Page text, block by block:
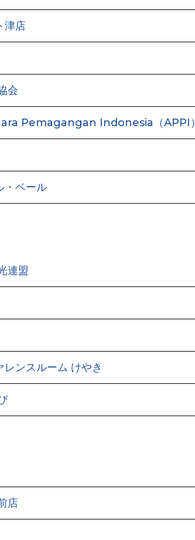
津店
会
Pemagangan Indonesia（APPI）
・ベール
連盟
ンスルーム けやき
店